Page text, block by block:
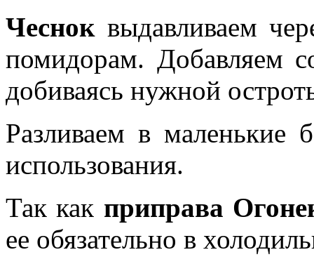
Чесноквыдавливаем
помидорам. Добавляем
добиваясь нужной
Разливаем в маленькие
использования.
Так как приправа
ее обязательно в